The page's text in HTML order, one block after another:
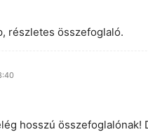
részletes összefoglaló.
hosszú összefoglalónak!